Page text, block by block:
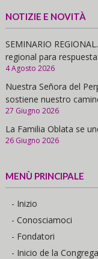
NOTIZIE E NOVITÀ
SEMINARIO
regional para
4 Agosto 2026
Nuestra Señora del
sostiene nuestro
27 Giugno 2026
La Familia Oblata se
26 Giugno 2026
MENÙ PRINCIPALE
- Inizio
- Conosciamoci
- Fondatori
- Inicio de la